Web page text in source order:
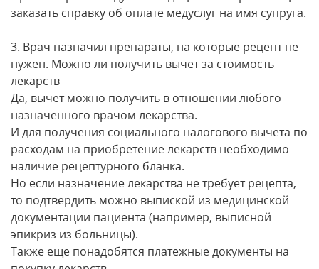
заказать справку об оплате медуслуг на имя супруга.
3. Врач назначил препараты, на которые рецепт не
нужен. Можно ли получить вычет за стоимость
лекарств
Да, вычет можно получить в отношении любого
назначенного врачом лекарства.
И для получения социального налогового вычета по
расходам на приобретение лекарств необходимо
наличие рецептурного бланка.
Но если назначение лекарства не требует рецепта,
то подтвердить можно выпиской из медицинской
документации пациента (например, выписной
эпикриз из больницы).
Также еще понадобятся платежные документы на